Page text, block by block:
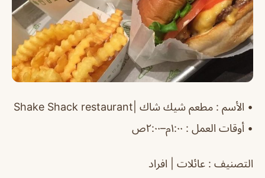
• الأسم : مطعم شيك شاك | Shake Shack restaurant
‏• أوقات العمل : ١:٠٠م–٢:٠٠ص
التصنيف : عائلات | افراد